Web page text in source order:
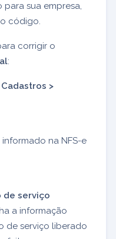
sua empresa,
código.
corrigir o
:
>
na NFS-e
de serviço
a informação
de serviço liberado